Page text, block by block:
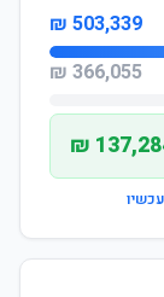
503,339 ₪
366,055 ₪